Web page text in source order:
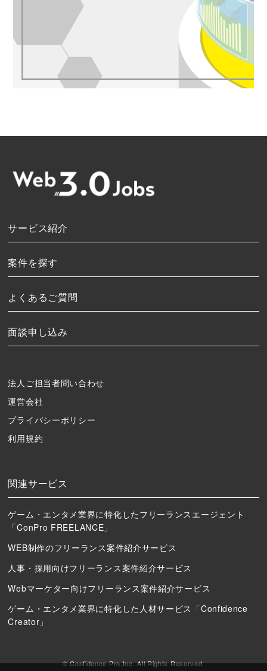
サービス紹介
案件を探す
よくあるご質問
面談申し込み
法人ご担当者問い合わせ
運営会社
プライバシーポリシー
利用規約
関連サービス
ゲーム・エンタメ業界に特化したフリーランスエージェント
「ConPro FREELANCE」
WEB制作のフリーランス案件紹介サービス
人事・採用向けフリーランス案件紹介サービス
Webマーケター向けフリーランス案件紹介サービス
ゲーム・エンタメ業界に特化した人材サービス「Confidence
Creator」
© Confidence Pro,Inc. All Rights Reserved.